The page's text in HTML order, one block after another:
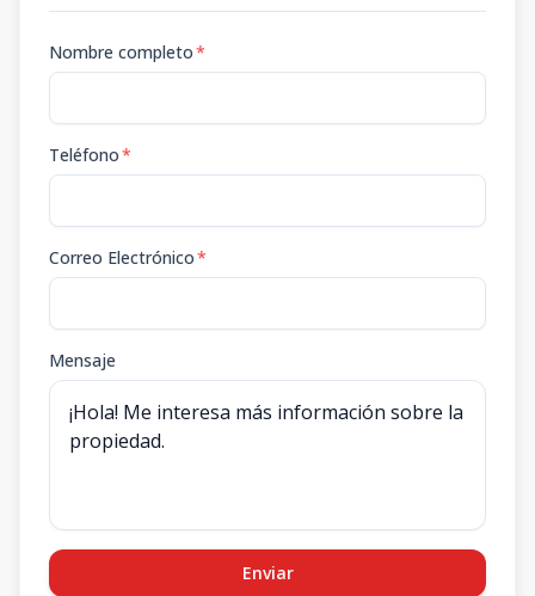
Nombre completo*
Teléfono*
Correo Electrónico*
Mensaje
Enviar